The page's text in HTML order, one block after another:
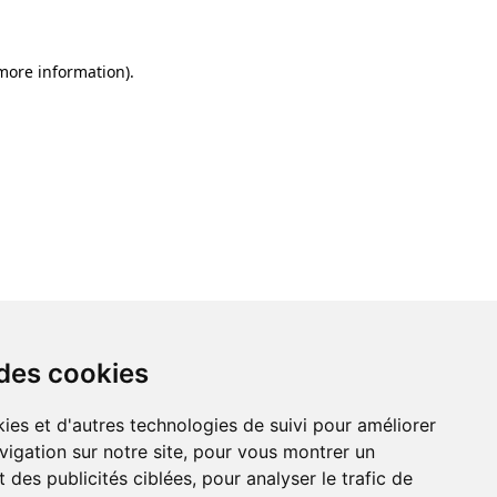
cookies
et d'autres technologies de suivi pour améliorer
sur notre site, pour vous montrer un
des publicités ciblées, pour analyser le trafic de
information).